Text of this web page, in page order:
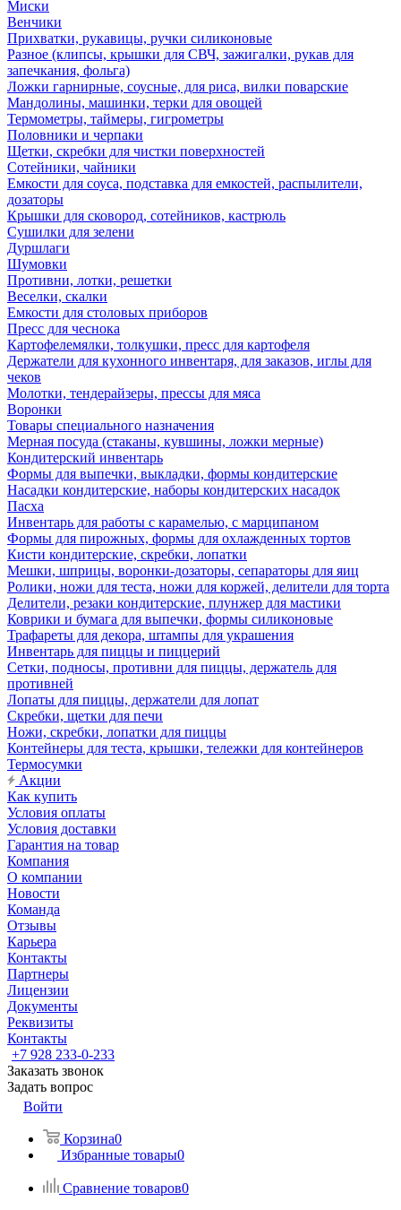
Миски
Венчики
Прихватки, рукавицы, ручки силиконовые
Разное (клипсы, крышки для СВЧ, зажигалки, рукав для
запечкания, фольга)
Ложки гарнирные, соусные, для риса, вилки поварские
Мандолины, машинки, терки для овощей
Термометры, таймеры, гигрометры
Половники и черпаки
Щетки, скребки для чистки поверхностей
Сотейники, чайники
Емкости для соуса, подставка для емкостей, распылители,
дозаторы
Крышки для сковород, сотейников, кастрюль
Сушилки для зелени
Дуршлаги
Шумовки
Противни, лотки, решетки
Веселки, скалки
Емкости для столовых приборов
Пресс для чеснока
Картофелемялки, толкушки, пресс для картофеля
Держатели для кухонного инвентаря, для заказов, иглы для
чеков
Молотки, тендерайзеры, прессы для мяса
Воронки
Товары специального назначения
Мерная посуда (стаканы, кувшины, ложки мерные)
Кондитерский инвентарь
Формы для выпечки, выкладки, формы кондитерские
Насадки кондитерские, наборы кондитерских насадок
Пасха
Инвентарь для работы с карамелью, с марципаном
Формы для пирожных, формы для охлажденных тортов
Кисти кондитерские, скребки, лопатки
Мешки, шприцы, воронки-дозаторы, сепараторы для яиц
Ролики, ножи для теста, ножи для коржей, делители для торта
Делители, резаки кондитерские, плунжер для мастики
Коврики и бумага для выпечки, формы силиконовые
Трафареты для декора, штампы для украшения
Инвентарь для пиццы и пиццерий
Сетки, подносы, противни для пиццы, держатель для
противней
Лопаты для пиццы, держатели для лопат
Скребки, щетки для печи
Ножи, скребки, лопатки для пиццы
Контейнеры для теста, крышки, тележки для контейнеров
Термосумки
Акции
Как купить
Условия оплаты
Условия доставки
Гарантия на товар
Компания
О компании
Новости
Команда
Отзывы
Карьера
Контакты
Партнеры
Лицензии
Документы
Реквизиты
Контакты
+7 928 233-0-233
Заказать звонок
Задать вопрос
Войти
Корзина0
Избранные товары0
Сравнение товаров0